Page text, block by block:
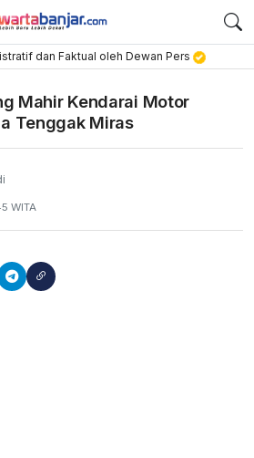
dan Faktual oleh Dewan Pers
Mahir Kendarai Motor
Tenggak Miras
WITA